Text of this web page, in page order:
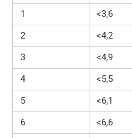
1 <3,6
2
<4,2
3
<4,9
4
<5,5
5
<6,1
6
<6,6